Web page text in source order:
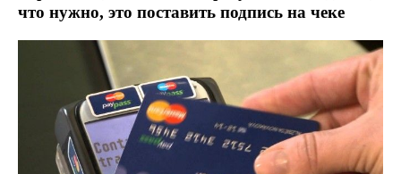
что нужно, это поставить подпись на чеке